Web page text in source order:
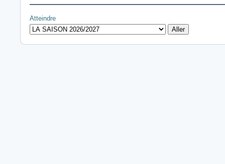
Atteindre